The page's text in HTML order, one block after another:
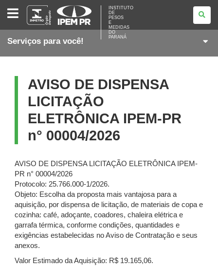
INSTITUTO
PESOS
E
DO
INSTITUTO
DE
PESOS
E
MEDIDAS
DO
PARANÁ
Serviços para você!
AVISO DE DISPENSA
LICITAÇÃO
ELETRÔNICA IPEM-PR
n° 00004/2026
AVISO DE DISPENSA LICITAÇÃO ELETRÔNICA IPEM-
PR n° 00004/2026
Protocolo: 25.766.000-1/2026.
Objeto: Escolha da proposta mais vantajosa para a
aquisição, por dispensa de licitação, de materiais de copa e
cozinha: café, adoçante, coadores, chaleira elétrica e
garrafa térmica, conforme condições, quantidades e
exigências estabelecidas no Aviso de Contratação e seus
anexos.
Valor Estimado da Aquisição: R$ 19.165,06.